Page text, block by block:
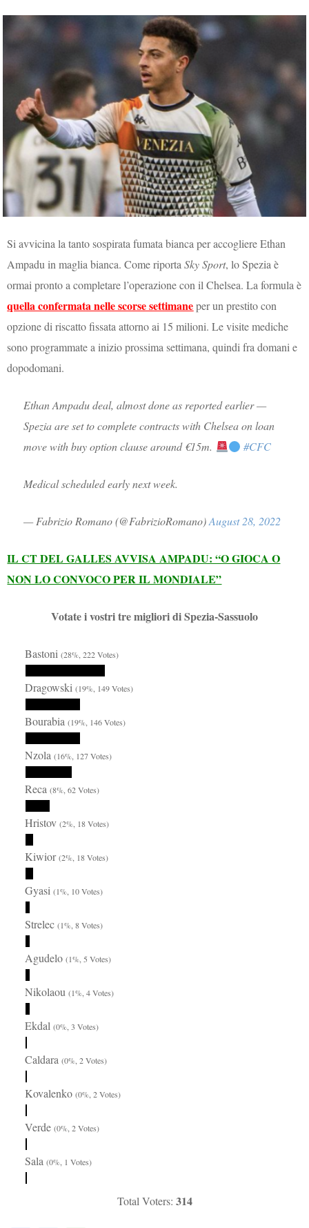
Si avvicina la tanto sospirata fumata bianca per accogliere Ethan
Ampadu in maglia bianca. Come riportaSky Sport, lo Spezia è
ormai pronto a completare l’operazione con il Chelsea. La formula è
quella confermata nelle scorse settimaneper un prestito con
opzione di riscatto fissata attorno ai 15 milioni. Le visite mediche
sono programmate a inizio prossima settimana, quindi fra domani e
dopodomani.
Ethan Ampadu deal, almost done as reported earlier —
Spezia are set to complete contracts with Chelsea on loan
move with buy option clause around €15m.
#CFC
Medical scheduled early next week.
— Fabrizio Romano (@FabrizioRomano)August 28, 2022
IL CT DEL GALLES AVVISA AMPADU: “O GIOCA O
NON LO CONVOCO PER IL MONDIALE”
Votate i vostri tre migliori di Spezia-Sassuolo
Bastoni(28%, 222 Votes)
Dragowski(19%, 149 Votes)
Bourabia(19%, 146 Votes)
Nzola(16%, 127 Votes)
Reca(8%, 62 Votes)
Hristov(2%, 18 Votes)
Kiwior(2%, 18 Votes)
Gyasi(1%, 10 Votes)
Strelec(1%, 8 Votes)
Agudelo(1%, 5 Votes)
Nikolaou(1%, 4 Votes)
Ekdal(0%, 3 Votes)
Caldara(0%, 2 Votes)
Kovalenko(0%, 2 Votes)
Verde(0%, 2 Votes)
Sala(0%, 1 Votes)
Total Voters: 314